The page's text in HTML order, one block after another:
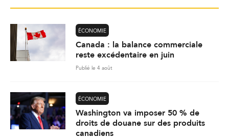
ÉCONOMIE
Canada : la balance commerciale
reste excédentaire en juin
Publié le 4 août
ÉCONOMIE
Washington va imposer 50 % de
droits de douane sur des produits
canadiens